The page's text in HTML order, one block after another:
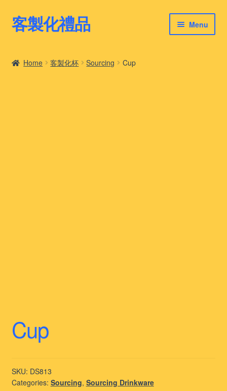
Skip
to
Skip
to
客製化禮品 Menu
Home 客製化杯 Sourcing Cup
Cup
SKU: DS813
Categories: Sourcing, Sourcing Drinkware